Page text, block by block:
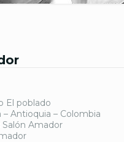
El poblado
– Antioquia – Colombia
Salón Amador